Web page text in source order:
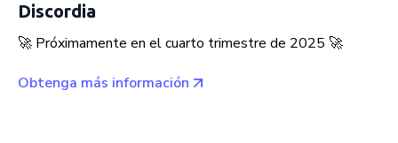
Discordia
🚀 Próximamente en el cuarto trimestre de 2025 🚀
Obtenga más información